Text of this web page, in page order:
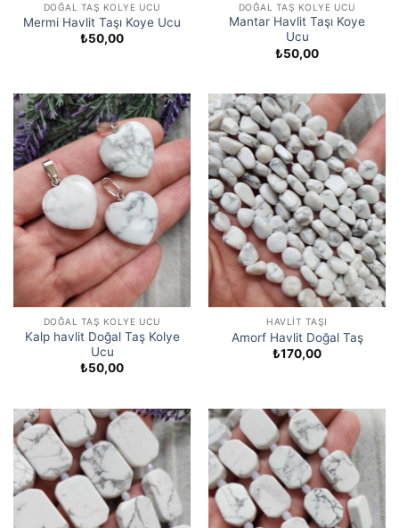
DOĞAL TAŞ KOLYE UCU
Mermi Havlit Taşı Koye Ucu
₺50,00
DOĞAL TAŞ KOLYE UCU
Mantar Havlit Taşı Koye
Ucu
₺50,00
DOĞAL TAŞ KOLYE UCU
Kalp havlit Doğal Taş Kolye
Ucu
₺50,00
HAVLIT TAŞI
Amorf Havlit Doğal Taş
₺170,00